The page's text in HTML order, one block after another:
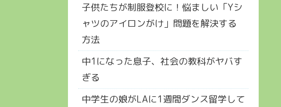
子供たちが制服登校に！悩ましい「Yシ
ャツのアイロンがけ」問題を解決する
方法
中1になった息子、社会の教科がヤバす
ぎる
中学生の娘がLAに1週間ダンス留学して